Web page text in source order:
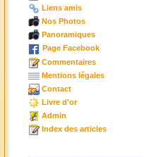
Liens amis
Nos Photos
Panoramiques
Page Facebook
Commentaires
Mentions légales
Contact
Livre d'or
Admin
Index des articles